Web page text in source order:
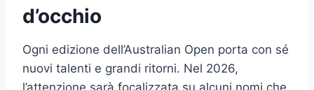
d’occhio
Ogni edizione dell’Australian Open porta con sé
nuovi talenti e grandi ritorni. Nel 2026,